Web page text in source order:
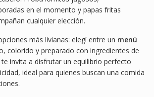
en el momento y papas fritas
cualquier elección.
más livianas: elegí entre un menú
colorido y preparado con ingredientes de
invita a disfrutar un equilibrio perfecto
ideal para quienes buscan una comida